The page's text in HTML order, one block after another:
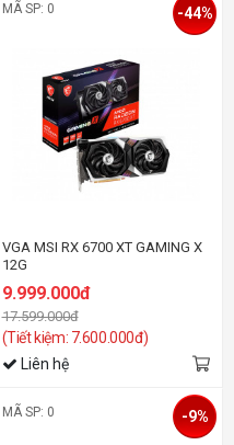
MÃ SP: 0
VGA MSI RX 6700 XT GAMING X
12G
9.999.000đ
17.599.000đ
(Tiết kiệm: 7.600.000đ)
-44%
Liên hệ
MÃ SP: 0 -9%